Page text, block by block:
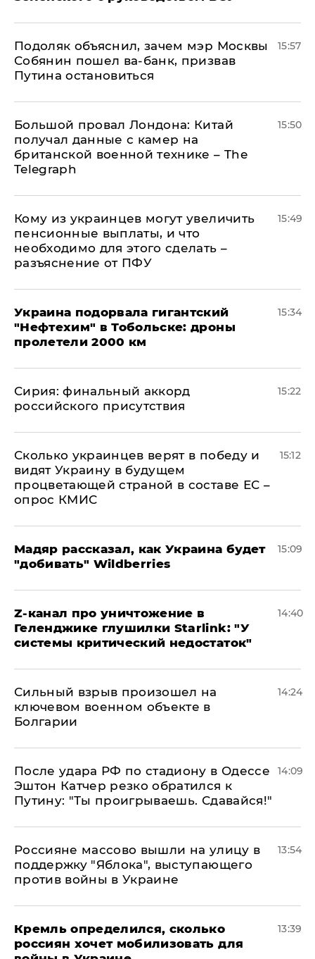
Подоляк объяснил, зачем мэр Москвы
Собянин пошел ва-банк, призвав
Путина остановиться
15:57
Большой провал Лондона: Китай
получал данные с камер на
британской военной технике – The
Telegraph
15:50
Кому из украинцев могут увеличить
пенсионные выплаты, и что
необходимо для этого сделать –
разъяснение от ПФУ
15:49
Украина подорвала гигантский
"Нефтехим" в Тобольске: дроны
пролетели 2000 км
15:34
​Сирия: финальный аккорд
российского присутствия
15:22
Сколько украинцев верят в победу и
видят Украину в будущем
процветающей страной в составе ЕС –
опрос КМИС
15:12
Мадяр рассказал, как Украина будет
"добивать" Wildberries
15:09
Z-канал про уничтожение в
Геленджике глушилки Starlink: "У
системы критический недостаток"
14:40
Сильный взрыв произошел на
ключевом военном объекте в
Болгарии
14:24
После удара РФ по стадиону в Одессе
Эштон Катчер резко обратился к
Путину: "Ты проигрываешь. Сдавайся!"
14:09
Россияне массово вышли на улицу в
поддержку "Яблока", выступающего
против войны в Украине
13:54
Кремль определился, сколько
россиян хочет мобилизовать для
13:39